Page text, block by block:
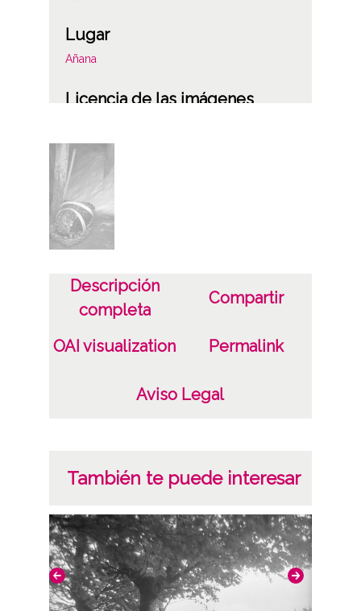
Lugar
Añana
Licencia de las imágenes
Descripción
completa
Compartir
OAI visualization Permalink
Aviso Legal
También te puede interesar